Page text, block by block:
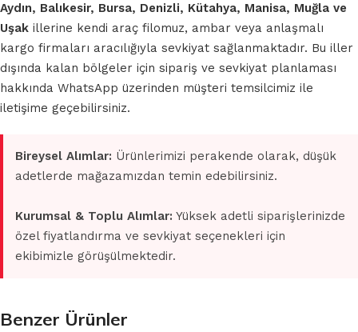
Aydın, Balıkesir, Bursa, Denizli, Kütahya, Manisa, Muğla ve
Uşak illerine kendi araç filomuz, ambar veya anlaşmalı
kargo firmaları aracılığıyla sevkiyat sağlanmaktadır. Bu iller
dışında kalan bölgeler için sipariş ve sevkiyat planlaması
hakkında WhatsApp üzerinden müşteri temsilcimiz ile
iletişime geçebilirsiniz.
Bireysel Alımlar: Ürünlerimizi perakende olarak, düşük
adetlerde mağazamızdan temin edebilirsiniz.
Kurumsal & Toplu Alımlar: Yüksek adetli siparişlerinizde
özel fiyatlandırma ve sevkiyat seçenekleri için
ekibimizle görüşülmektedir.
Benzer Ürünler